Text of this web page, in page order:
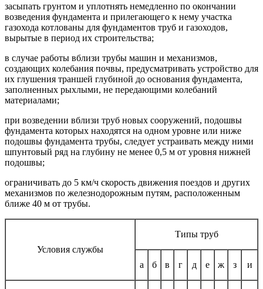
засыпать грунтом и уплотнять немедленно по окончании
возведения фундамента и прилегающего к нему участка
газохода котлованы для фундаментов труб и газоходов,
вырытые в период их строительства;
в случае работы вблизи трубы машин и механизмов,
создающих колебания почвы, предусматривать устройство для
их глушения траншей глубиной до основания фундамента,
заполненных рыхлыми, не передающими колебаний
материалами;
при возведении вблизи труб новых сооружений, подошвы
фундамента которых находятся на одном уровне или ниже
подошвы фундамента трубы, следует устраивать между ними
шпунтовый ряд на глубину не менее 0,5 м от уровня нижней
подошвы;
ограничивать до 5 км/ч скорость движения поездов и других
механизмов по железнодорожным путям, расположенным
ближе 40 м от трубы.
Условия службы
Типы труб
а б в г д е ж з и